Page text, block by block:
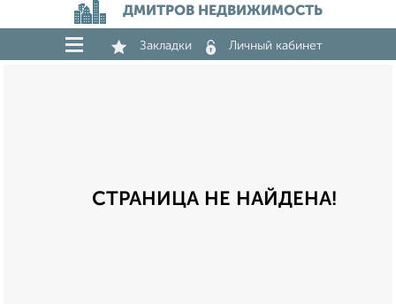
ДМИТРОВ НЕДВИЖИМОСТЬ
Закладки Личный кабинет
СТРАНИЦА НЕ НАЙДЕНА!